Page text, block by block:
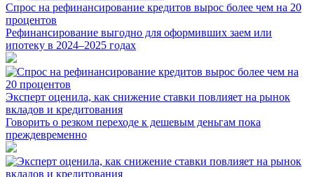
Спрос на рефинансирование кредитов вырос более чем на 20
процентов
Рефинансирование выгодно для оформивших заем или
ипотеку в 2024–2025 годах
Эксперт оценила, как снижение ставки повлияет на рынок
вкладов и кредитования
Говорить о резком переходе к дешевым деньгам пока
преждевременно